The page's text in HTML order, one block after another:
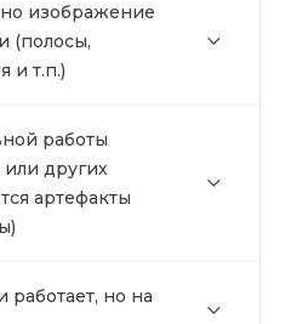
но изображение
(полосы,
и т.п.)
работы
или других
артефакты
работает, но на